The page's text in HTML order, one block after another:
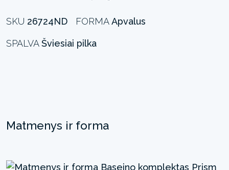
SKU 26724ND FORMAApvalus
SPALVAŠviesiai pilka
Matmenys ir forma